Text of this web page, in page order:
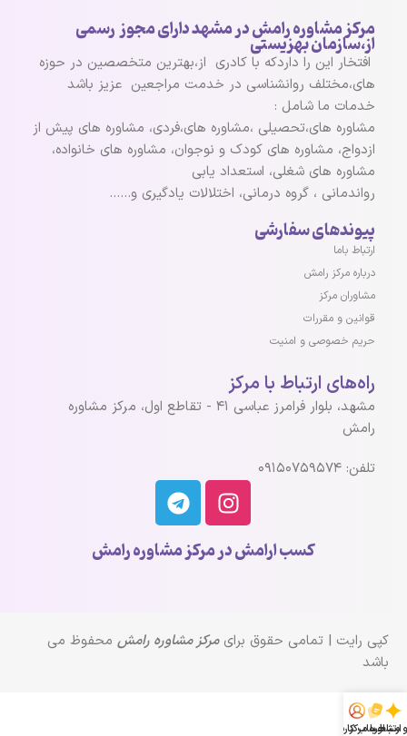
مرکز مشاوره رامش در مشهد دارای مجوز رسمی
از،سازمان بهزیستی
افتخار این را داردکه با کادری از،بهترین متخصصین در حوزه
های،مختلف روانشناسی در خدمت مراجعین عزیز باشد
خدمات ما شامل :
مشاوره های،تحصیلی ،مشاوره های،فردی، مشاوره های پیش از
ازدواج، مشاوره های کودک و نوجوان، مشاوره های خانواده،
مشاوره های شغلی، استعداد یابی
رواندمانی ، گروه درمانی، اختلالات یادگیری و……
پیوندهای سفارشی
ارتباط باما
درباره مرکز رامش
مشاوران مرکز
قوانین و مقررات
حریم خصوصی و امنیت
راه‌های ارتباط با مرکز
مشهد، بلوار فرامرز عباسی ۴۱ - تقاطع اول، مرکز مشاوره
رامش
تلفن: ۰۹۱۵۰۷۵۹۵۷۴
کسب ارامش در مرکز مشاوره رامش
کپی رایت | تمامی حقوق برایمرکز مشاوره رامش محفوظ می
باشد
مشاوره
ارتباط با مرکز
حساب کاربری